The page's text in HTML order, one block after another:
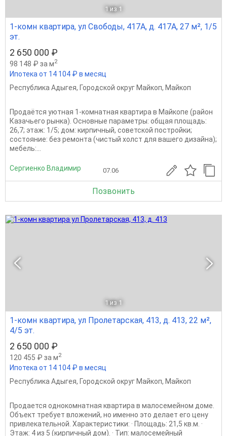
1 из 1
1-комн квартира, ул Свободы, 417А, д. 417А, 27 м², 1/5
эт.
2 650 000 ₽
98 148 ₽ за м2
Ипотека от 14 104 ₽ в месяц
Республика Адыгея, Городской округ Майкоп, Майкоп
Продаётся уютная 1‑комнатная квартира в Майкопе (район
Казачьего рынка). Основные параметры: общая площадь:
26,7; этаж: 1/5; дом: кирпичный, советской постройки;
состояние: без ремонта (чистый холст для вашего дизайна);
мебель:...
Сергиенко Владимир 07.06
Позвонить
1 из 1
1-комн квартира, ул Пролетарская, 413, д. 413, 22 м²,
4/5 эт.
2 650 000 ₽
120 455 ₽ за м2
Ипотека от 14 104 ₽ в месяц
Республика Адыгея, Городской округ Майкоп, Майкоп
Продается однокомнатная квартира в малосемейном доме.
Объект требует вложений, но именно это делает его цену
привлекательной. Характеристики: · Площадь: 21,5 кв.м. ·
Этаж: 4 из 5 (кирпичный дом). · Тип: малосемейный